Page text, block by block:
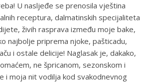
U nasljeđe se prenosila vještina
receptura, dalmatinskih specijaliteta
živih rasprava između moje bake,
najbolje priprema njoke, pašticadu,
i ostale delicije! Naglasak je, dakako,
ne špricanom, sezonskom i
i moja nit vodilja kod svakodnevnog